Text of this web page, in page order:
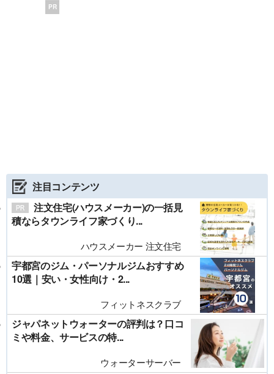
PR
注目コンテンツ
注文住宅(ハウスメーカー)の一括見
積ならタウンライフ家づくり...
ハウスメーカー 注文住宅
宇都宮のジム・パーソナルジムおすすめ
10選｜安い・女性向け・2...
フィットネスクラブ
ジャパネットウォーターの評判は？口コ
ミや料金、サービスの特...
ウォーターサーバー